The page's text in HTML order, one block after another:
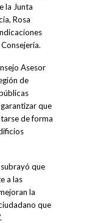
la Junta
Rosa
Asesor
de
que
de forma
que
a las
la
que